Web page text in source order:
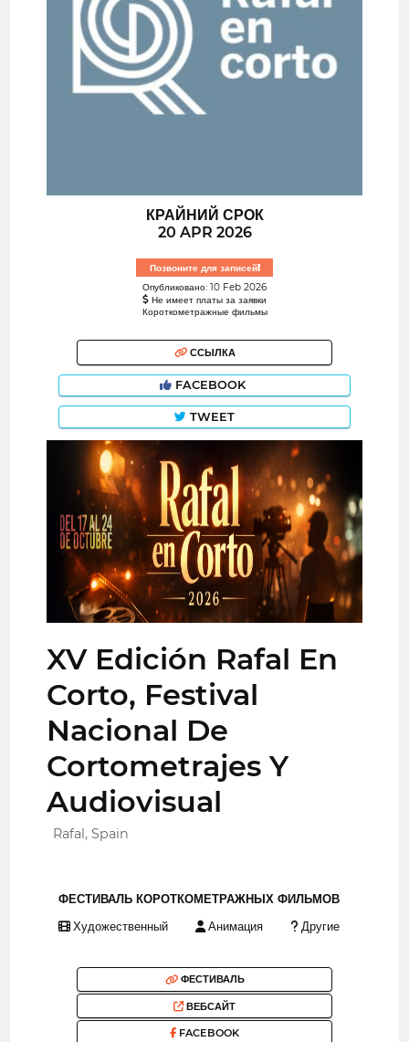
КРАЙНИЙ СРОК
20 APR 2026
Позвоните для записей!
Опубликовано: 10 Feb 2026
Не имеет платы за заявки
Короткометражные фильмы
ССЫЛКА
FACEBOOK
TWEET
XV Edición Rafal En
Corto, Festival
Nacional De
Cortometrajes Y
Audiovisual
Rafal, Spain
ФЕСТИВАЛЬ КОРОТКОМЕТРАЖНЫХ ФИЛЬМОВ
Художественный Анимация Другие
ФЕСТИВАЛЬ
ВЕБСАЙТ
FACEBOOK